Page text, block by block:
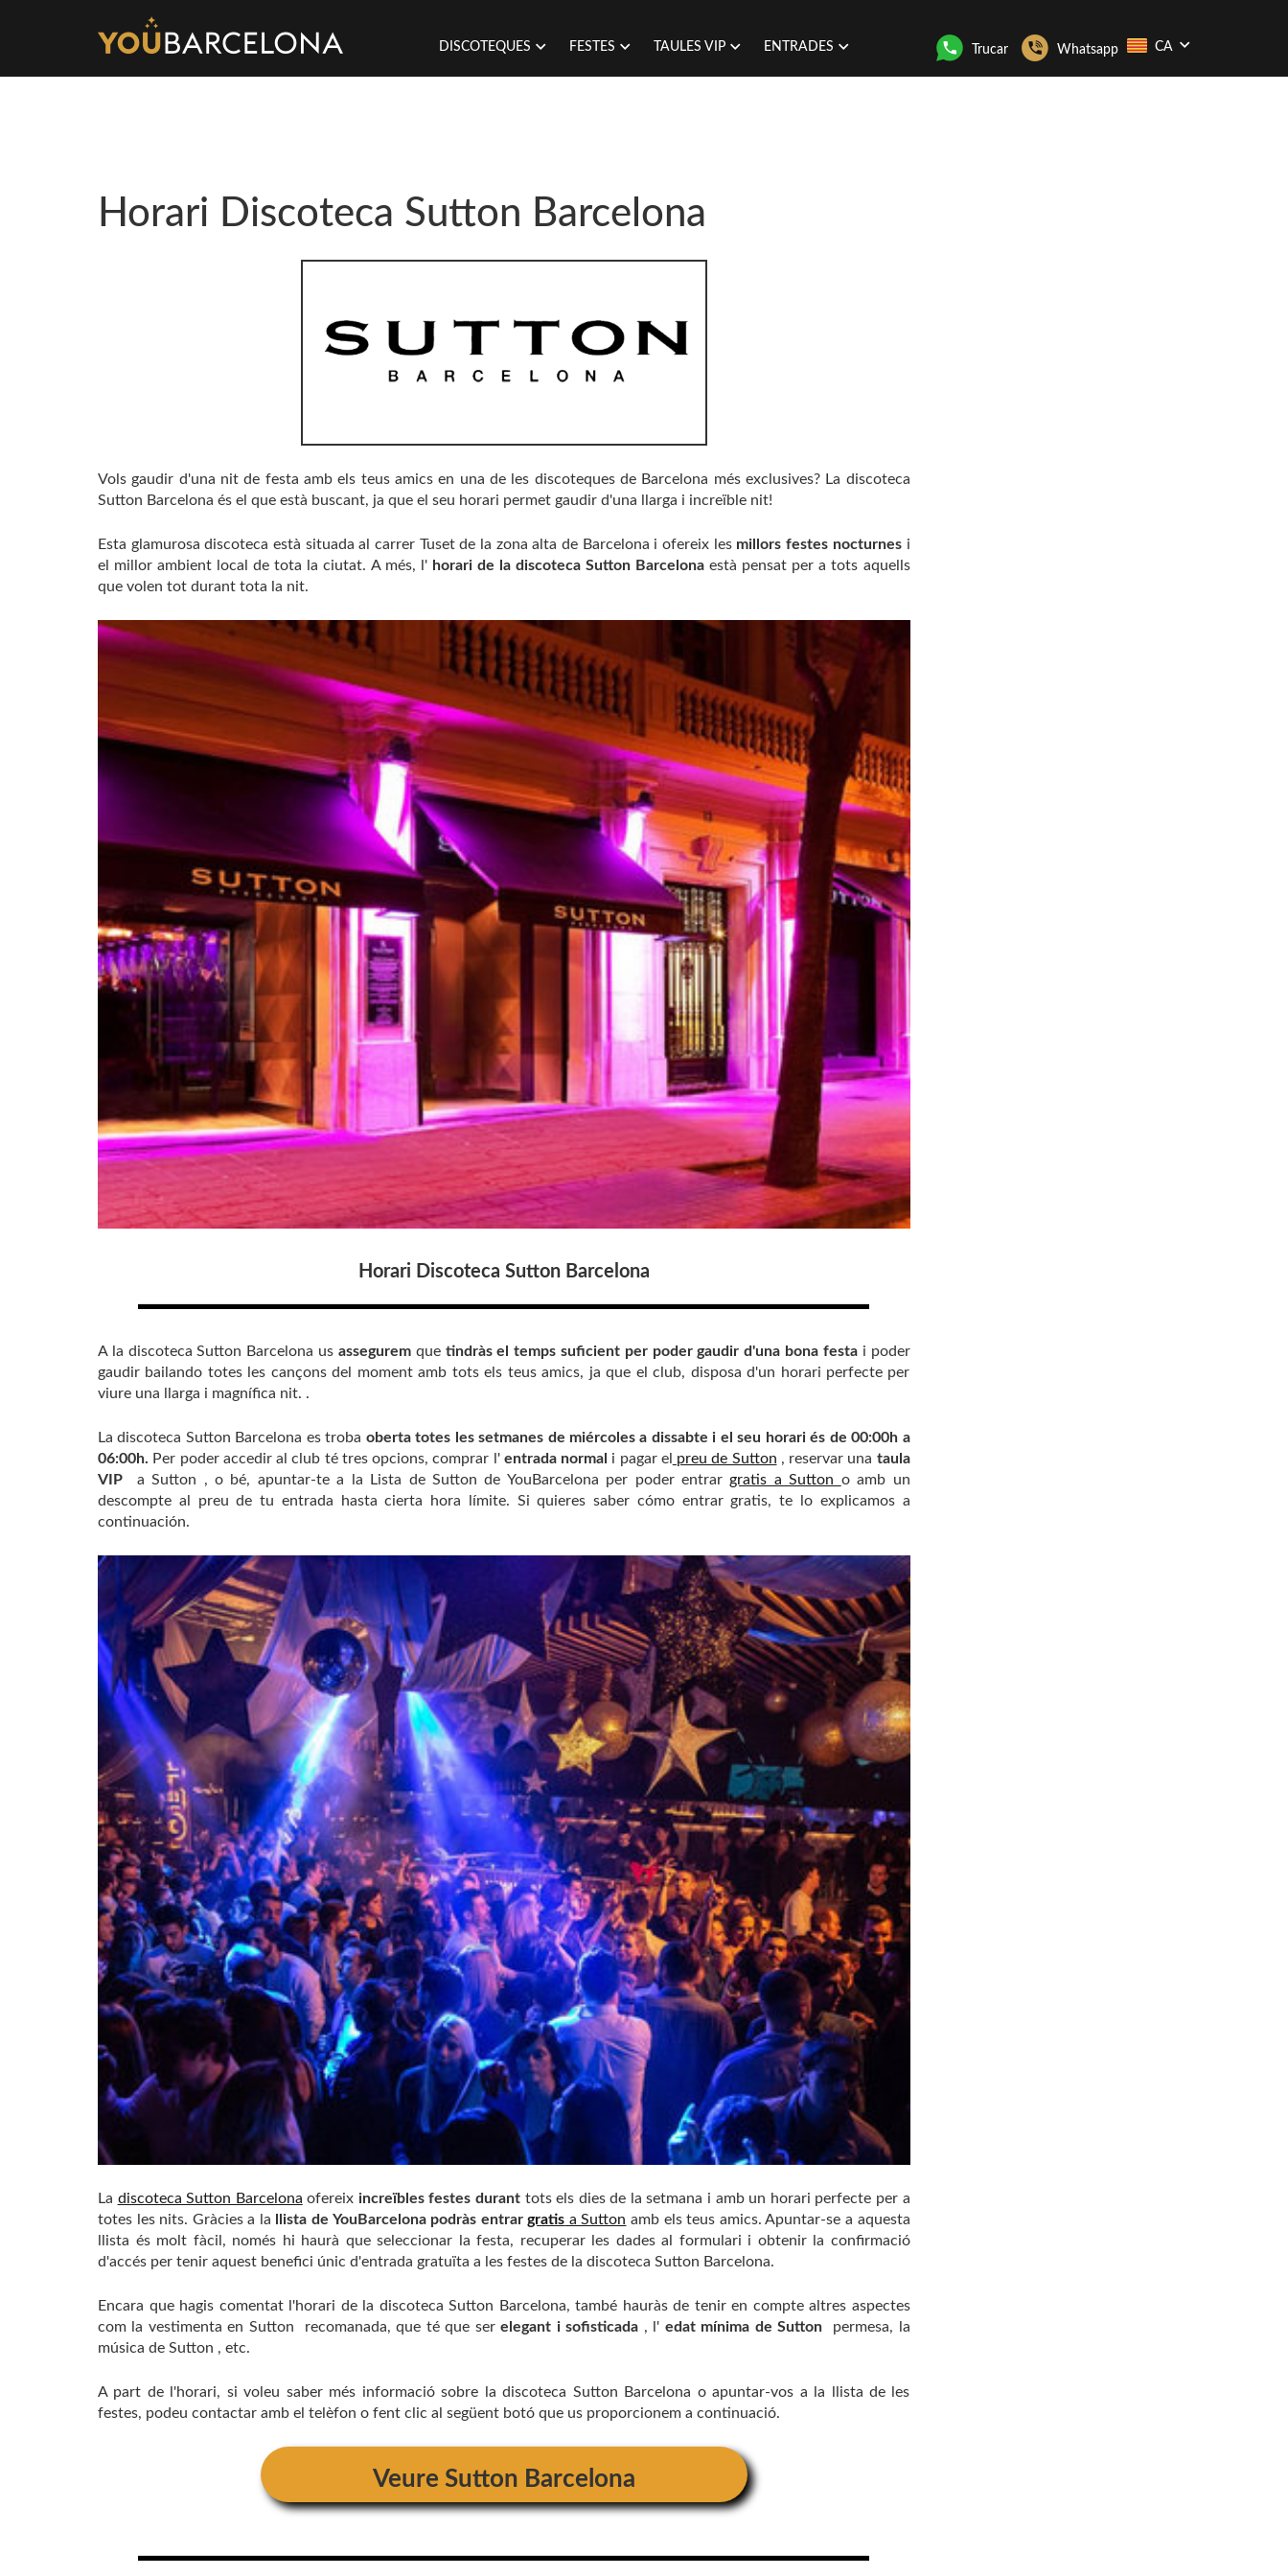
DISCOTEQUES FESTES TAULES VIP ENTRADES Trucar Whatsapp CA
Horari Discoteca Sutton Barcelona
Vols gaudir d'una nit de festa amb els teus amics en una de les discoteques de Barcelona més exclusives? La discoteca
Sutton Barcelona és el que està buscant, ja que el seu horari permet gaudir d'una llarga i increïble nit!
Esta glamurosa discoteca està situada al carrer Tuset de la zona alta de Barcelona i ofereix les millors festes nocturnesi
el millor ambient local de tota la ciutat. A més, l' horari de la discoteca Sutton Barcelona està pensat per a tots aquells
que volen tot durant tota la nit.
Horari Discoteca Sutton Barcelona
A la discoteca Sutton Barcelona us asseguremque tindràs el temps suficient per poder gaudir d'una bona festai poder
gaudir bailando totes les cançons del moment amb tots els teus amics, ja que el club, disposa d'un horari perfecte per
viure una llarga i magnífica nit. .
La discoteca Sutton Barcelona es troba oberta totes les setmanes de miércoles a dissabte i el seu horari és de 00:00h a
06:00h. Per poder accedir al club té tres opcions, comprar l' entrada normal i pagar el preu de Sutton , reservar una taula
VIP a Sutton , o bé, apuntar-te a la Lista de Sutton de YouBarcelona per poder entrar gratis a Sutton o amb un
descompte al preu de tu entrada hasta cierta hora límite. Si quieres saber cómo entrar gratis, te lo explicamos a
continuación.
La discoteca Sutton Barcelona ofereix increïbles festes durant tots els dies de la setmana i amb un horari perfecte per a
totes les nits. Gràcies a la
llista de YouBarcelona podràs entrargratis a Sutton amb els teus amics. Apuntar-se a aquesta
llista és molt fàcil, només hi haurà que seleccionar la festa, recuperar les dades al formulari i obtenir la confirmació
d'accés per tenir aquest benefici únic d'entrada gratuïta a les festes de la discoteca Sutton Barcelona.
Encara que hagis comentat l'horari de la discoteca Sutton Barcelona, ​​també hauràs de tenir en compte altres aspectes
com la vestimenta en Sutton recomanada, que té que serelegant i sofisticada , l' edat mínima de Sutton
permesa, la
música de Sutton , etc.
A part de l'horari, si voleu saber més informació sobre la discoteca Sutton Barcelona o apuntar-vos a la llista de les
festes, podeu contactar amb el telèfon o fent clic al següent botó que us proporcionem a continuació.
Veure Sutton Barcelona